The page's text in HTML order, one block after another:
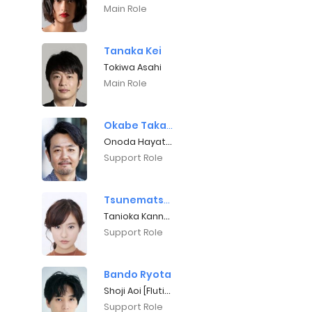
Main Role
Tanaka Kei
Tokiwa Asahi
Main Role
Okabe Takashi
Onoda Hayate [General manager]
Support Role
Tsunematsu Yuri
Tanioka Kanna [Hatsune's sister]
Support Role
Bando Ryota
Shoji Aoi [Flutist]
Support Role